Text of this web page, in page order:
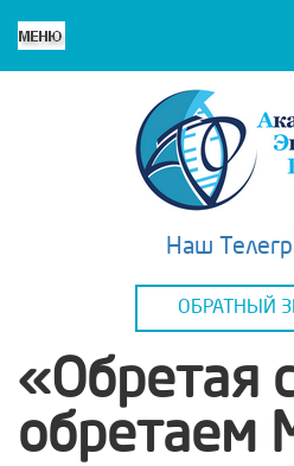
Наш
ОБРАТНЫЙ
«Обретая
обретаем